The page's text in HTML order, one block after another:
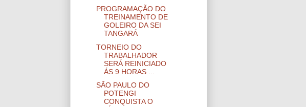
PROGRAMAÇÃO DO
TREINAMENTO DE
GOLEIRO DA SEI
TANGARÁ
TORNEIO DO
TRABALHADOR
SERÁ REINICIADO
ÁS 9 HORAS ...
SÃO PAULO DO
POTENGI
CONQUISTA O